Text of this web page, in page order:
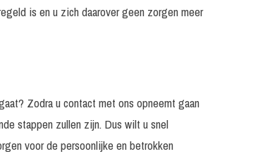
is en u zich daarover geen zorgen meer
Zodra u contact met ons opneemt gaan
stappen zullen zijn. Dus wilt u snel
voor de persoonlijke en betrokken